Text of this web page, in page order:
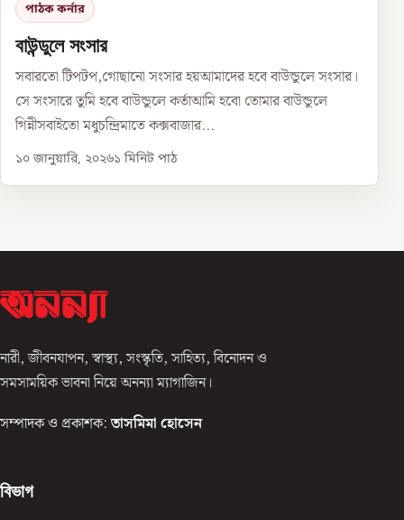
পাঠক কর্নার
বাউন্ডুলে সংসার
সবারতো টিপটপ,গোছানো সংসার হয়আমাদের হবে বাউন্ডুলে সংসার।
সে সংসারে তুমি হবে বাউন্ডুলে কর্তাআমি হবো তোমার বাউন্ডুলে
গিন্নীসবাইতো মধুচন্দ্রিমাতে কক্সবাজার...
১০ জানুয়ারি, ২০২৬১ মিনিট পাঠ
নারী, জীবনযাপন, স্বাস্থ্য, সংস্কৃতি, সাহিত্য, বিনোদন ও
সমসাময়িক ভাবনা নিয়ে অনন্যা ম্যাগাজিন।
সম্পাদক ও প্রকাশক: তাসমিমা হোসেন
বিভাগ